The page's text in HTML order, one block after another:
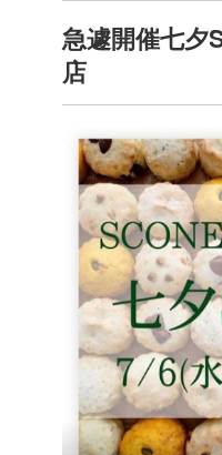
急遽開催七夕
店